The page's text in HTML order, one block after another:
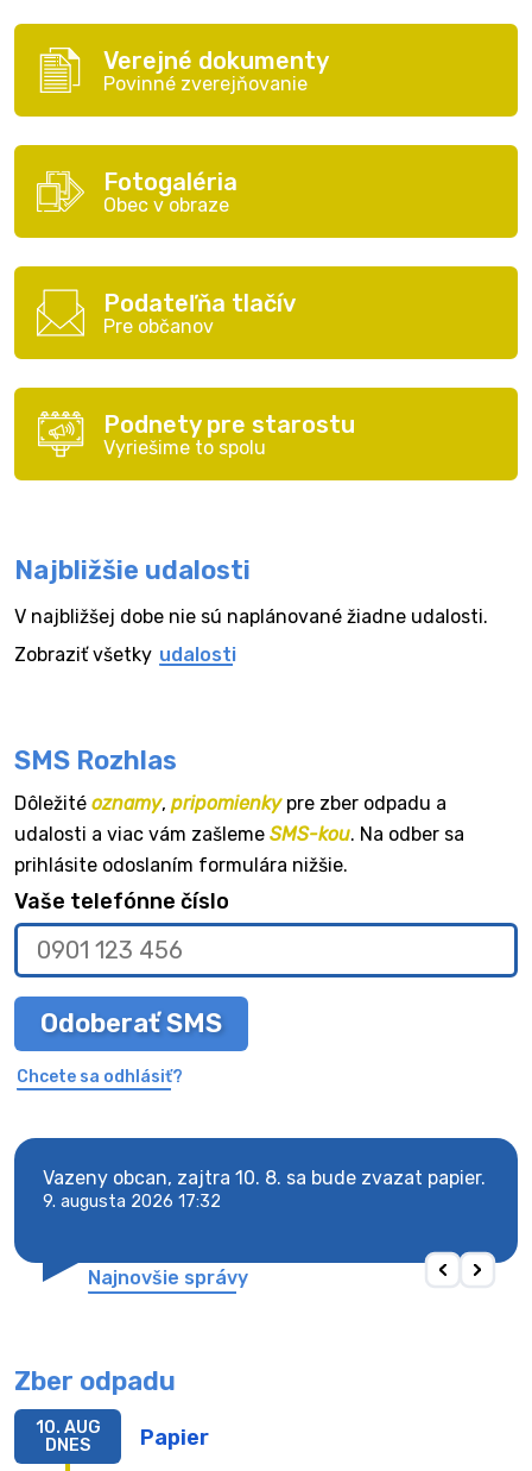
Verejné dokumenty
Povinné zverejňovanie
Fotogaléria
Obec v obraze
Podateľňa tlačív
Pre občanov
Podnety pre starostu
Vyriešime to spolu
Najbližšie udalosti
V najbližšej dobe nie sú naplánované žiadne udalosti.
Zobraziť všetky udalosti
SMS Rozhlas
Dôležité oznamy, pripomienkypre zber odpadu a
udalosti a viac vám zašleme SMS-kou. Na odber sa
prihlásite odoslaním formulára nižšie.
Vaše telefónne číslo
Odoberať SMS
Chcete sa odhlásiť?
Vazeny obcan, zajtra 10. 8. sa bude zvazat papier.
9. augusta 2026 17:32
Najnovšie správy
Zber odpadu
Papier
10. AUG
DNES